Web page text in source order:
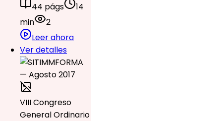
44 págs
14
min
2
Leer ahora
Ver detalles
VIII Congreso
General Ordinario